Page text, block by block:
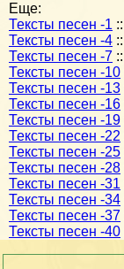
Еще:
Тексты песен -1 ::
Тексты песен -4 ::
Тексты песен -7 ::
Тексты песен -10
Тексты песен -13
Тексты песен -16
Тексты песен -19
Тексты песен -22
Тексты песен -25
Тексты песен -28
Тексты песен -31
Тексты песен -34
Тексты песен -37
Тексты песен -40